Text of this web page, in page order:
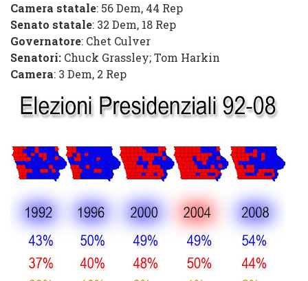
Camera statale: 56Dem, 44 Rep
Senato statale: 32 Dem, 18 Rep
Governatore: Chet Culver
Senatori: Chuck Grassley;Tom Harkin
Camera: 3 Dem, 2 Rep